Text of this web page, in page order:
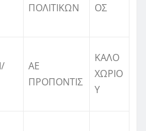
ΠΟΛΙΤΙΚΩΝ
ΟΣ
ΑΕ
ΠΡΟΠΟΝΤΙΣ
ΚΑΛΟ
ΧΩΡΙΟ
Υ